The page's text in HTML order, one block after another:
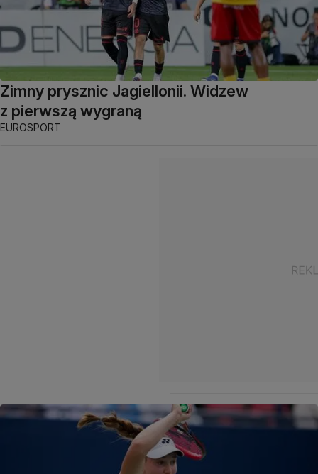
Zimny prysznic Jagiellonii. Widzew
z pierwszą wygraną
EUROSPORT